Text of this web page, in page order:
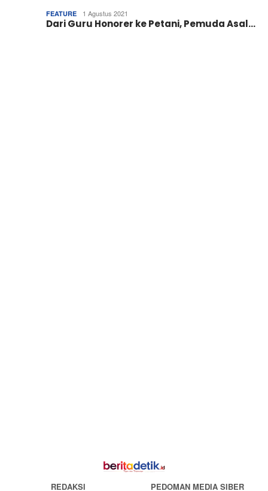
FEATURE 1 Agustus 2021
Dari Guru Honorer ke Petani, Pemuda Asal…
REDAKSI PEDOMAN MEDIA SIBER